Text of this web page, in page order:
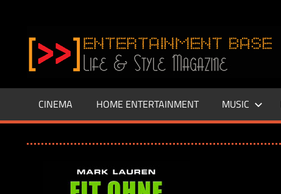
springenBase.de
CINEMA HOME ENTERTAINMENT MUSIC